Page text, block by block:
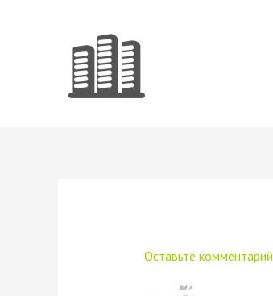
содержимому
Оставьте комментарий